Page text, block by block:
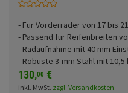
- Für Vorderräder von 17 bis
- Passend für Reifenbreiten
- Radaufnahme mit 40 mm
- Robuste 3-mm Stahl mit 10,5
130,00 €
inkl. MwSt. zzgl. Versandkosten